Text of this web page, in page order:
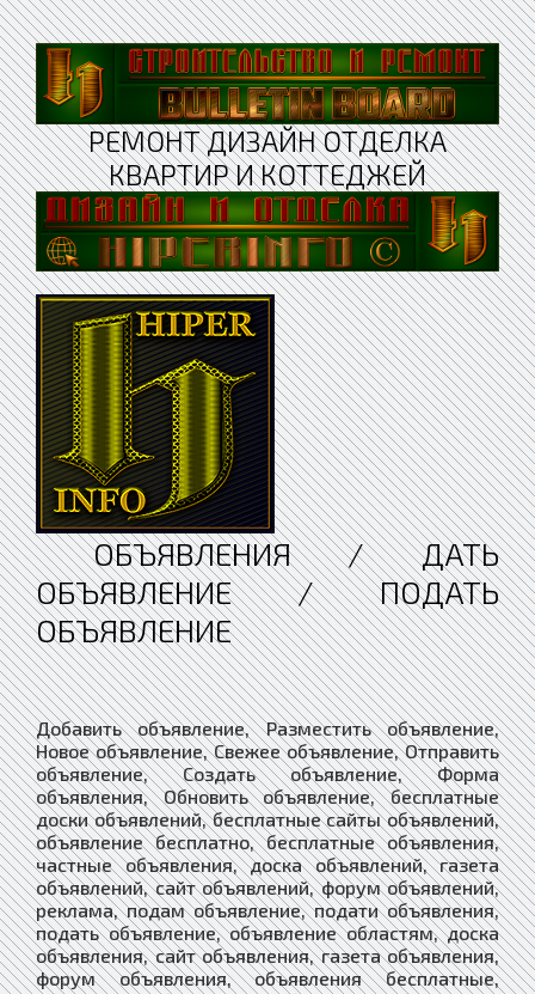
РЕМОНТ ДИЗАЙН ОТДЕЛКА
КВАРТИР И КОТТЕДЖЕЙ
ОБЪЯВЛЕНИЯ / ДАТЬ
ОБЪЯВЛЕНИЕ / ПОДАТЬ
ОБЪЯВЛЕНИЕ
Добавить объявление, Разместить объявление,
Новое объявление, Свежее объявление, Отправить
объявление, Создать объявление, Форма
объявления, Обновить объявление, бесплатные
доски объявлений, бесплатные сайты объявлений,
объявление бесплатно, бесплатные объявления,
частные объявления, доска объявлений, газета
объявлений, сайт объявлений, форум объявлений,
реклама, подам объявление, подати объявления,
подать объявление, объявление областям, доска
объявления, сайт объявления, газета объявления,
форум объявления, объявления бесплатные,